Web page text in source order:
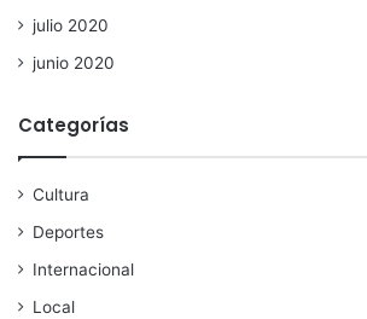
julio 2020
junio 2020
Categorías
Cultura
Deportes
Internacional
Local